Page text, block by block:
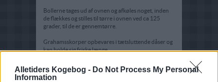
Alletiders Kogebog - Do Not Process My Personal
Information
Bollerne tages ud af ovnen og afkøles noget, inden
de flækkes og stilles til tørre i ovnen ved ca 125
grader, til de er gennemtørre.
Grahamsskorper opbevares i tætsluttende dåser og
kan holde sig friske længe.